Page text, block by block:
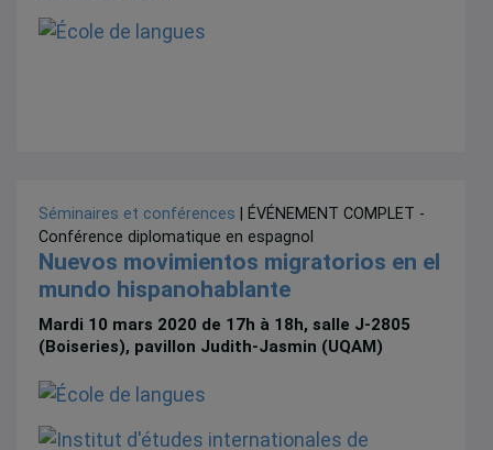
Séminaires et conférences | ÉVÉNEMENT COMPLET -
Conférence diplomatique en espagnol
Nuevos movimientos migratorios en el
mundo hispanohablante
Mardi 10 mars 2020 de 17h à 18h, salle J-2805
(Boiseries), pavillon Judith-Jasmin (UQAM)